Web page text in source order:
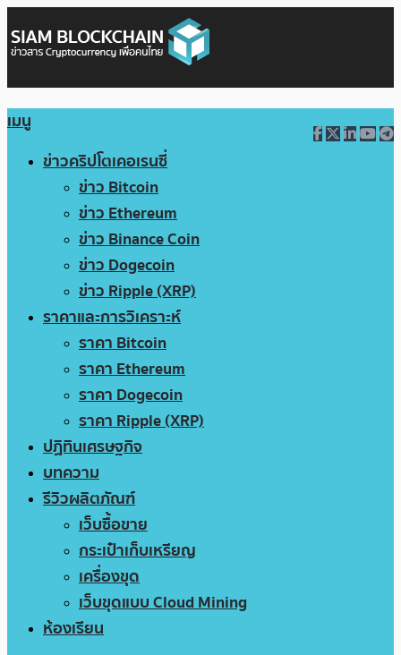
เมนู
ข่าวคริปโตเคอเรนซี่
ข่าว Bitcoin
ข่าว Ethereum
ข่าว Binance Coin
ข่าว Dogecoin
ข่าว Ripple (XRP)
ราคาและการวิเคราะห์
ราคา Bitcoin
ราคา Ethereum
ราคา Dogecoin
ราคา Ripple (XRP)
ปฏิทินเศรษฐกิจ
บทความ
รีวิวผลิตภัณฑ์
เว็บซื้อขาย
กระเป๋าเก็บเหรียญ
เครื่องขุด
เว็บขุดแบบ Cloud Mining
ห้องเรียน